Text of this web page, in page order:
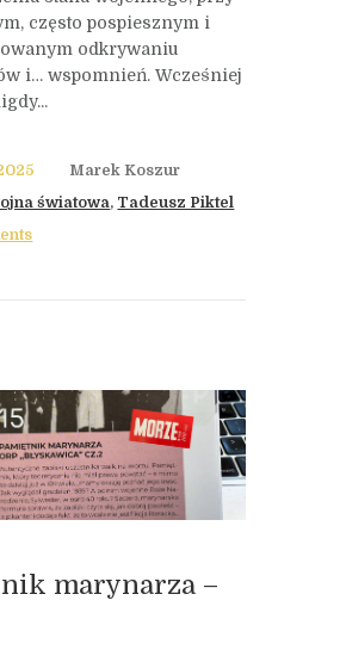
często pospiesznym i
odkrywaniu
i… wspomnień. Wcześniej
Marek Koszur
światowa, Tadeusz Piktel
marynarza –